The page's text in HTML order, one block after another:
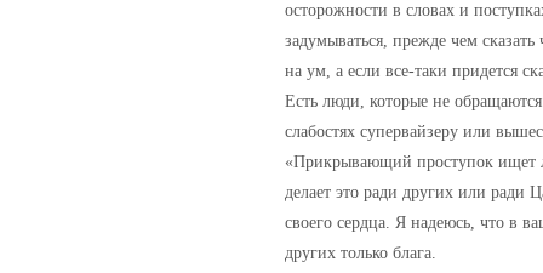
осторожности в словах и
задумываться, прежде чем
на ум, а если все-таки придется
Есть люди, которые не
слабостях супервайзеру или
«Прикрывающий проступок ищет
делает это ради других или ради
своего сердца. Я надеюсь, что в
других только блага.